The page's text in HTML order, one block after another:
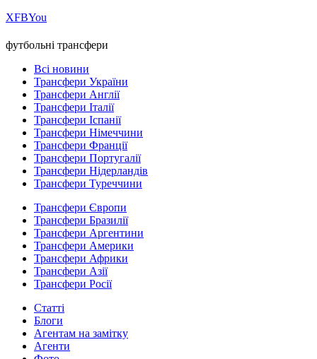
ХFBYou
футбольні трансфери
Всі новини
Трансфери України
Трансфери Англії
Трансфери Італії
Трансфери Іспанії
Трансфери Німеччини
Трансфери Франції
Трансфери Португалії
Трансфери Нідерландів
Трансфери Туреччини
Трансфери Європи
Трансфери Бразилії
Трансфери Аргентини
Трансфери Америки
Трансфери Африки
Трансфери Азії
Трансфери Росії
Статті
Блоги
Агентам на замітку
Агенти